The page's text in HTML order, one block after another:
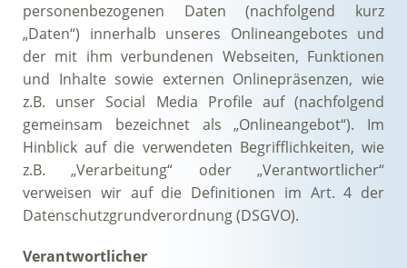
personenbezogenen Daten (nachfolgend kurz
„Daten“) innerhalb unseres Onlineangebotes und
der mit ihm verbundenen Webseiten, Funktionen
und Inhalte sowie externen Onlinepräsenzen, wie
z.B. unser Social Media Profile auf (nachfolgend
gemeinsam bezeichnet als „Onlineangebot“). Im
Hinblick auf die verwendeten Begrifflichkeiten, wie
z.B. „Verarbeitung“ oder „Verantwortlicher“
verweisen wir auf die Definitionen im Art. 4 der
Datenschutzgrundverordnung (DSGVO).
Verantwortlicher